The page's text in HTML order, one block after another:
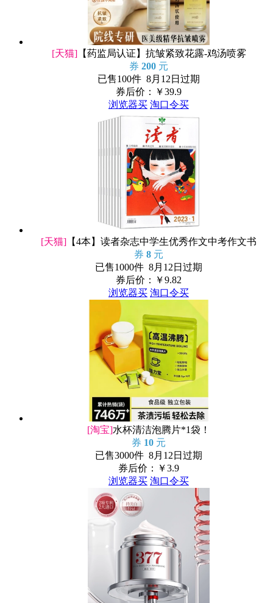
[天猫]【药监局认证】抗皱紧致花露-鸡汤喷雾
券 200 元
已售100件 8月12日过期
券后价：￥39.9
浏览器买 淘口令买
[天猫] 【4本】读者杂志中学生优秀作文中考作文书
券 8 元
已售1000件 8月12日过期
券后价：￥9.82
浏览器买 淘口令买
[淘宝]水杯清洁泡腾片*1袋！
券 10 元
已售3000件 8月12日过期
券后价：￥3.9
浏览器买 淘口令买